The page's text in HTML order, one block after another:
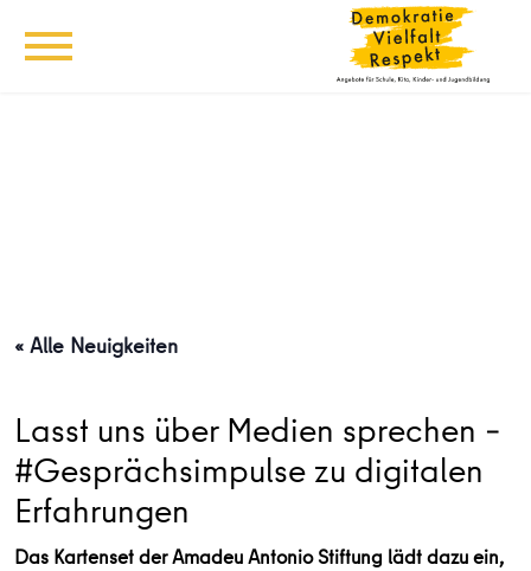
« Alle Neuigkeiten
Lasst uns über Medien sprechen –
#Gesprächsimpulse zu digitalen
Erfahrungen
Das Kartenset der Amadeu Antonio Stiftung lädt dazu ein,